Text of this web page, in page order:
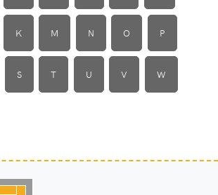
K M N O P
S T U V W